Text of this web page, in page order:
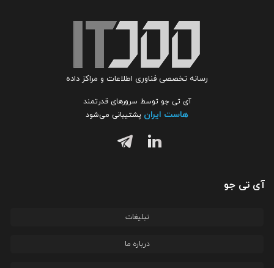
رسانه تخصصی فناوری اطلاعات و مراکز داده
آی تی جو توسط سرورهای قدرتمند
هاست ایران پشتیبانی می‌شود
آی تی جو
تبلیغات
درباره ما